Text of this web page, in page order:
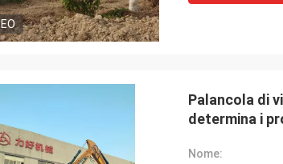
Palancola di
determina i
Nome: